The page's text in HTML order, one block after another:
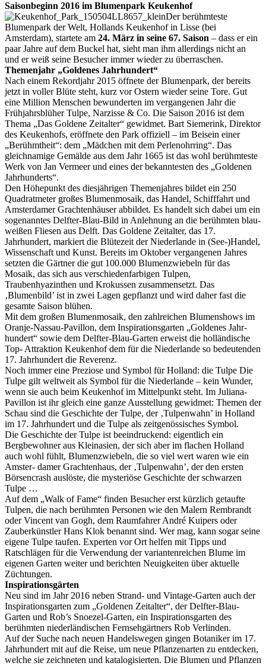
Saisonbeginn 2016 im Blumenpark Keukenhof
Der berühmteste
Blumenpark der Welt, Hollands Keukenhof in Lisse (bei
Amsterdam), startete am 24. März in seine 67. Saison – dass er ein
paar Jahre auf dem Buckel hat, sieht man ihm allerdings nicht an
und er weiß seine Besucher immer wieder zu überraschen.
Themenjahr „Goldenes Jahrhundert“
Nach einem Rekordjahr 2015 öffnete der Blumenpark, der bereits
jetzt in voller Blüte steht, kurz vor Ostern wieder seine Tore. Gut
eine Million Menschen bewunderten im vergangenen Jahr die
Frühjahrsblüher Tulpe, Narzisse & Co. Die Saison 2016 ist dem
Thema „Das Goldene Zeitalter“ gewidmet. Bart Siemerink, Direktor
des Keukenhofs, eröffnete den Park offiziell – im Beisein einer
„Berühmtheit“: dem „Mädchen mit dem Perlenohrring“. Das
gleichnamige Gemälde aus dem Jahr 1665 ist das wohl berühmteste
Werk von Jan Vermeer und eines der bekanntesten des „Goldenen
Jahrhunderts“.
Den Höhepunkt des diesjährigen Themenjahres bildet ein 250
Quadratmeter großes Blumenmosaik, das Handel, Schifffahrt und
Amsterdamer Grachtenhäuser abbildet. Es handelt sich dabei um ein
sogenanntes Delfter-Blau-Bild in Anlehnung an die berühmten blau-
weißen Fliesen aus Delft. Das Goldene Zeitalter, das 17.
Jahrhundert, markiert die Blütezeit der Niederlande in (See-)Handel,
Wissenschaft und Kunst. Bereits im Oktober vergangenen Jahres
setzten die Gärtner die gut 100.000 Blumenzwiebeln für das
Mosaik, das sich aus verschiedenfarbigen Tulpen,
Traubenhyazinthen und Krokussen zusammensetzt. Das
‚Blumenbild’ ist in zwei Lagen gepflanzt und wird daher fast die
gesamte Saison blühen.
Mit dem großen Blumenmosaik, den zahlreichen Blumenshows im
Oranje-Nassau-Pavillon, dem Inspirationsgarten „Goldenes Jahr-
hundert“ sowie dem Delfter-Blau-Garten erweist die holländische
Top- Attraktion Keukenhof dem für die Niederlande so bedeutenden
17. Jahrhundert die Reverenz.
Noch immer eine Preziose und Symbol für Holland: die Tulpe Die
Tulpe gilt weltweit als Symbol für die Niederlande – kein Wunder,
wenn sie auch beim Keukenhof im Mittelpunkt steht. Im Juliana-
Pavillon ist ihr gleich eine ganze Ausstellung gewidmet: Themen der
Schau sind die Geschichte der Tulpe, der ‚Tulpenwahn’ in Holland
im 17. Jahrhundert und die Tulpe als zeitgenössisches Symbol.
Die Geschichte der Tulpe ist beeindruckend: eigentlich ein
Bergbewohner aus Kleinasien, der sich aber im flachen Holland
auch wohl fühlt, Blumenzwiebeln, die so viel wert waren wie ein
Amster- damer Grachtenhaus, der ‚Tulpenwahn’, der den ersten
Börsencrash auslöste, die mysteriöse Geschichte der schwarzen
Tulpe …
Auf dem „Walk of Fame“ finden Besucher erst kürzlich getaufte
Tulpen, die nach berühmten Personen wie den Malern Rembrandt
oder Vincent van Gogh, dem Raumfahrer André Kuipers oder
Zauberkünstler Hans Klok benannt sind. Wer mag, kann sogar seine
eigene Tulpe taufen. Experten vor Ort helfen mit Tipps und
Ratschlägen für die Verwendung der variantenreichen Blume im
eigenen Garten weiter und berichten Neuigkeiten über aktuelle
Züchtungen.
Inspirationsgärten
Neu sind im Jahr 2016 neben Strand- und Vintage-Garten auch der
Inspirationsgarten zum „Goldenen Zeitalter“, der Delfter-Blau-
Garten und Rob’s Snoezel-Garten, ein Inspirationsgarten des
berühmten niederländischen Fernsehgärtners Rob Verlinden.
Auf der Suche nach neuen Handelswegen gingen Botaniker im 17.
Jahrhundert mit auf die Reise, um neue Pflanzenarten zu entdecken,
welche sie zeichneten und katalogisierten. Die Blumen und Pflanzen